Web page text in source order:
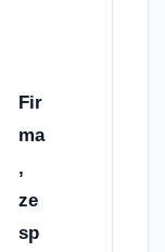
Fir
ma
,
ze
sp